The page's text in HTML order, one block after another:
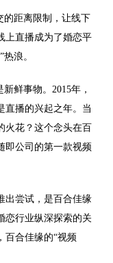
的距离限制，让线下
上直播成为了婚恋平
浪。
鲜事物。2015年，
直播的兴起之年。当
火花？这个念头在百
即公司的第一款视频
出尝试，是百合佳缘
恋行业纵深探索的关
百合佳缘的“视频